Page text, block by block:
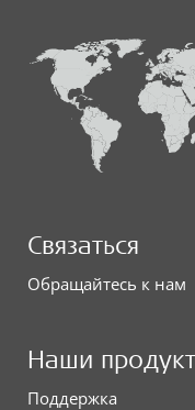
Связаться
Обращайтесь к нам
Наши
Поддержка